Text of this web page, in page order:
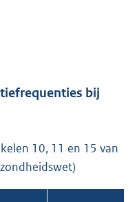
bij
10, 11 en 15 van